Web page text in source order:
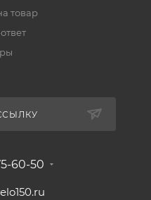
товар
60-50